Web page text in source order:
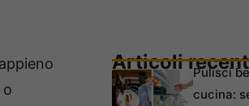
o
Articoli
Pulisci
cucina: